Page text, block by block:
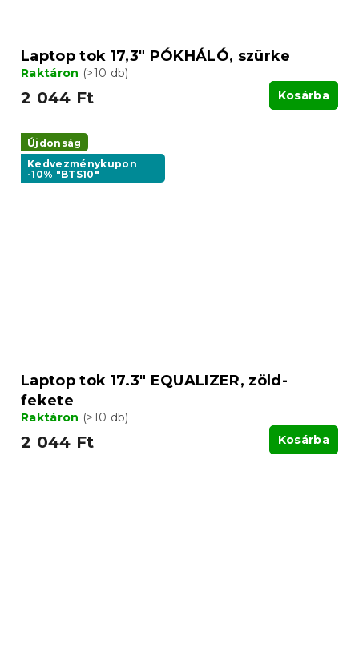
Laptop tok 17,3" PÓKHÁLÓ, szürke
Raktáron (>10 db)
2 044 Ft Kosárba
Újdonság
Kedvezménykupon
-10% "BTS10"
Laptop tok 17.3" EQUALIZER, zöld-
fekete
Raktáron (>10 db)
2 044 Ft Kosárba